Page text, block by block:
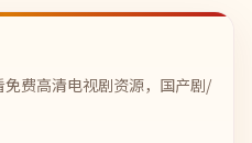
费高清电视剧资源，国产剧/